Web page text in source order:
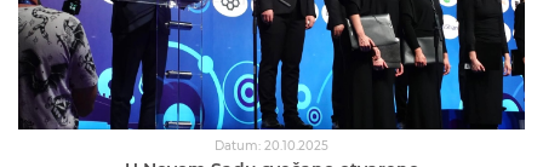
Datum: 20.10.2025